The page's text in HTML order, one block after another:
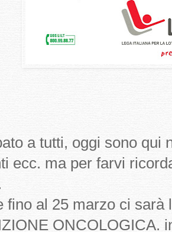
a tutti, oggi sono qui
ecc. ma per farvi
fino al 25 marzo ci sarà
ONCOLOGICA.